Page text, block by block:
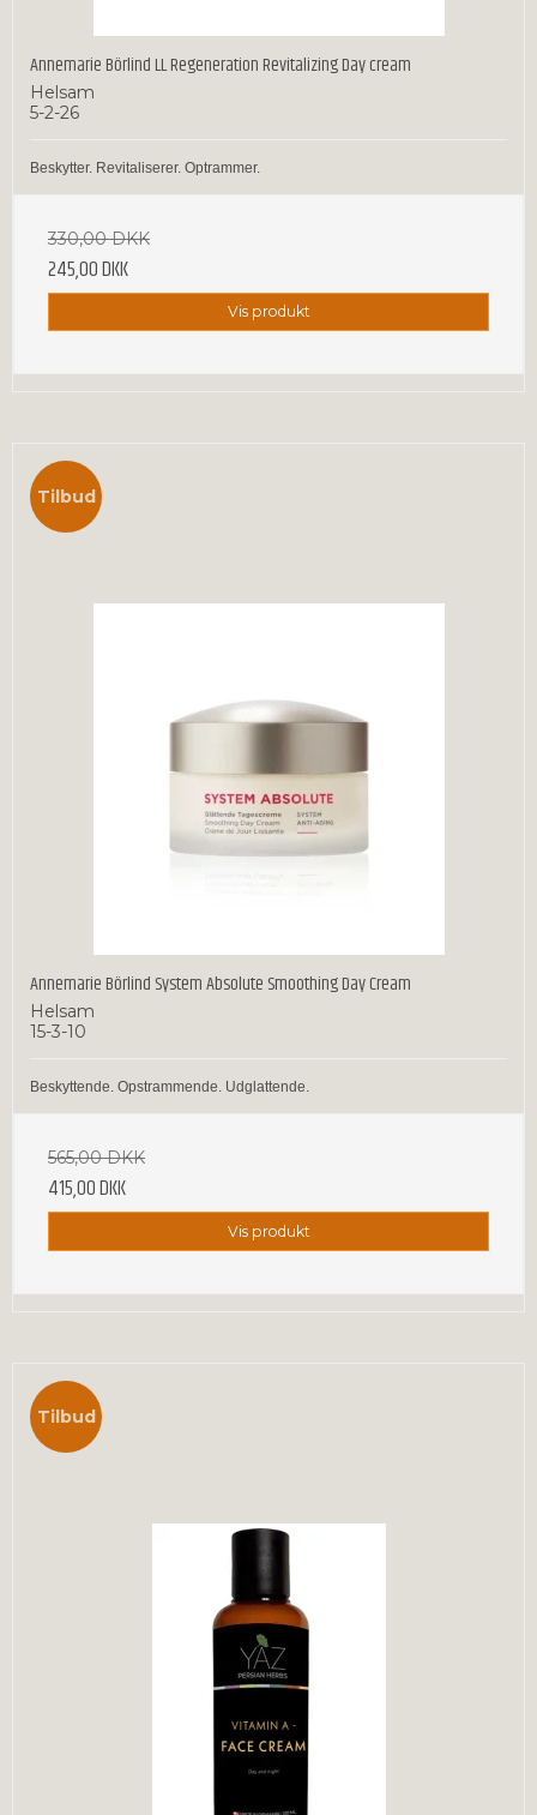
Annemarie Börlind LL Regeneration Revitalizing Day cream
Helsam
5-2-26
Beskytter. Revitaliserer. Optrammer.
330,00 DKK
245,00 DKK
Vis produkt
Tilbud
Annemarie Börlind System Absolute Smoothing Day Cream
Helsam
15-3-10
Beskyttende. Opstrammende. Udglattende.
565,00 DKK
415,00 DKK
Vis produkt
Tilbud